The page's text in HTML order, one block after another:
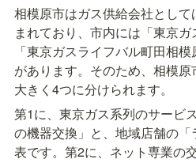
相模原市はガス供給会社とし
まれており、市内には「東京ガ
「東京ガスライフバル町田相
があります。そのため、相模
大きく4つに分けられます。
第1に、東京ガス系列のサービ
の機器交換」と、地域店舗の
表です。第2に、ネット専業の